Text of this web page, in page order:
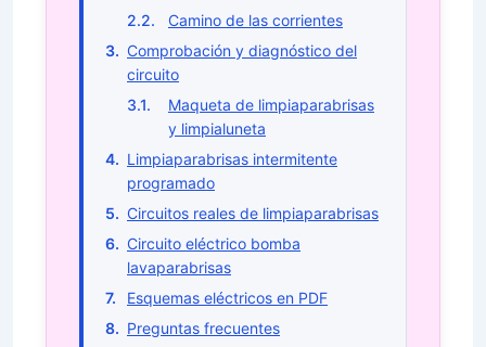
Camino de las corrientes
Comprobación y diagnóstico del
circuito
Maqueta de limpiaparabrisas
y limpialuneta
Limpiaparabrisas intermitente
programado
Circuitos reales de limpiaparabrisas
Circuito eléctrico bomba
lavaparabrisas
Esquemas eléctricos en PDF
Preguntas frecuentes